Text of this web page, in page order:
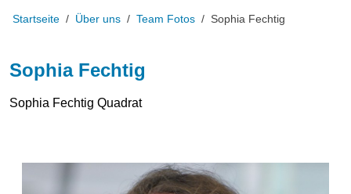
Startseite Über uns Team Fotos Sophia Fechtig
Sophia Fechtig
Sophia Fechtig Quadrat